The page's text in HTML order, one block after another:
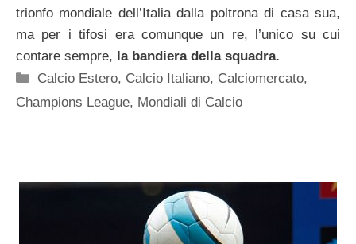
trionfo mondiale dell’Italia dalla poltrona di casa sua,
ma per i tifosi era comunque un re, l’unico su cui
contare sempre, la bandiera della squadra.
Categorie
Calcio Estero, Calcio Italiano, Calciomercato,
Champions League, Mondiali di Calcio